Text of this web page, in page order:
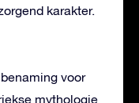
karakter.
voor
mythologie